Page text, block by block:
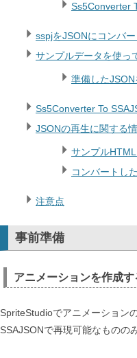
Ss5Converter
sspjをJSONにコンバー
サンプルデータを使っ
準備した
Ss5Converter To
JSONの再生に関する
サンプル
コンバートし
注意点
事前準備
アニメーションを作成
SpriteStudioでアニメーション
SSAJSONで再現可能なものの